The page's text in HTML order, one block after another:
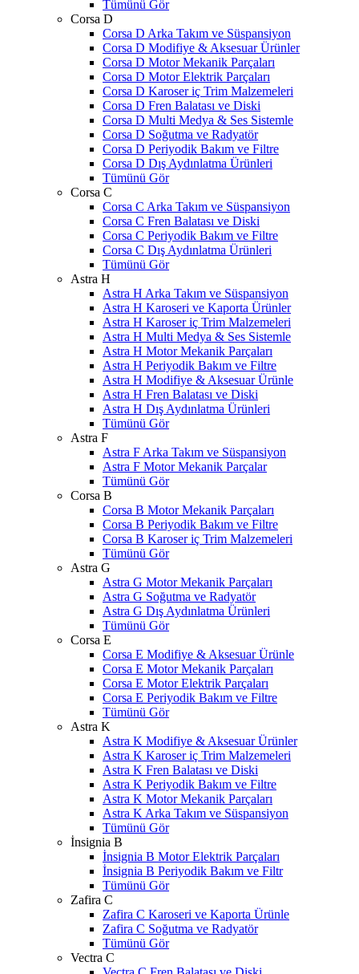
Tümünü Gör
Corsa D
Corsa D Arka Takım ve Süspansiyon
Corsa D Modifiye & Aksesuar Ürünler
Corsa D Motor Mekanik Parçaları
Corsa D Motor Elektrik Parçaları
Corsa D Karoser iç Trim Malzemeleri
Corsa D Fren Balatası ve Diski
Corsa D Multi Medya & Ses Sistemle
Corsa D Soğutma ve Radyatör
Corsa D Periyodik Bakım ve Filtre
Corsa D Dış Aydınlatma Ürünleri
Tümünü Gör
Corsa C
Corsa C Arka Takım ve Süspansiyon
Corsa C Fren Balatası ve Diski
Corsa C Periyodik Bakım ve Filtre
Corsa C Dış Aydınlatma Ürünleri
Tümünü Gör
Astra H
Astra H Arka Takım ve Süspansiyon
Astra H Karoseri ve Kaporta Ürünler
Astra H Karoser iç Trim Malzemeleri
Astra H Multi Medya & Ses Sistemle
Astra H Motor Mekanik Parçaları
Astra H Periyodik Bakım ve Filtre
Astra H Modifiye & Aksesuar Ürünle
Astra H Fren Balatası ve Diski
Astra H Dış Aydınlatma Ürünleri
Tümünü Gör
Astra F
Astra F Arka Takım ve Süspansiyon
Astra F Motor Mekanik Parçalar
Tümünü Gör
Corsa B
Corsa B Motor Mekanik Parçaları
Corsa B Periyodik Bakım ve Filtre
Corsa B Karoser iç Trim Malzemeleri
Tümünü Gör
Astra G
Astra G Motor Mekanik Parçaları
Astra G Soğutma ve Radyatör
Astra G Dış Aydınlatma Ürünleri
Tümünü Gör
Corsa E
Corsa E Modifiye & Aksesuar Ürünle
Corsa E Motor Mekanik Parçaları
Corsa E Motor Elektrik Parçaları
Corsa E Periyodik Bakım ve Filtre
Tümünü Gör
Astra K
Astra K Modifiye & Aksesuar Ürünler
Astra K Karoser iç Trim Malzemeleri
Astra K Fren Balatası ve Diski
Astra K Periyodik Bakım ve Filtre
Astra K Motor Mekanik Parçaları
Astra K Arka Takım ve Süspansiyon
Tümünü Gör
İnsignia B
İnsignia B Motor Elektrik Parçaları
İnsignia B Periyodik Bakım ve Filtr
Tümünü Gör
Zafira C
Zafira C Karoseri ve Kaporta Ürünle
Zafira C Soğutma ve Radyatör
Tümünü Gör
Vectra C